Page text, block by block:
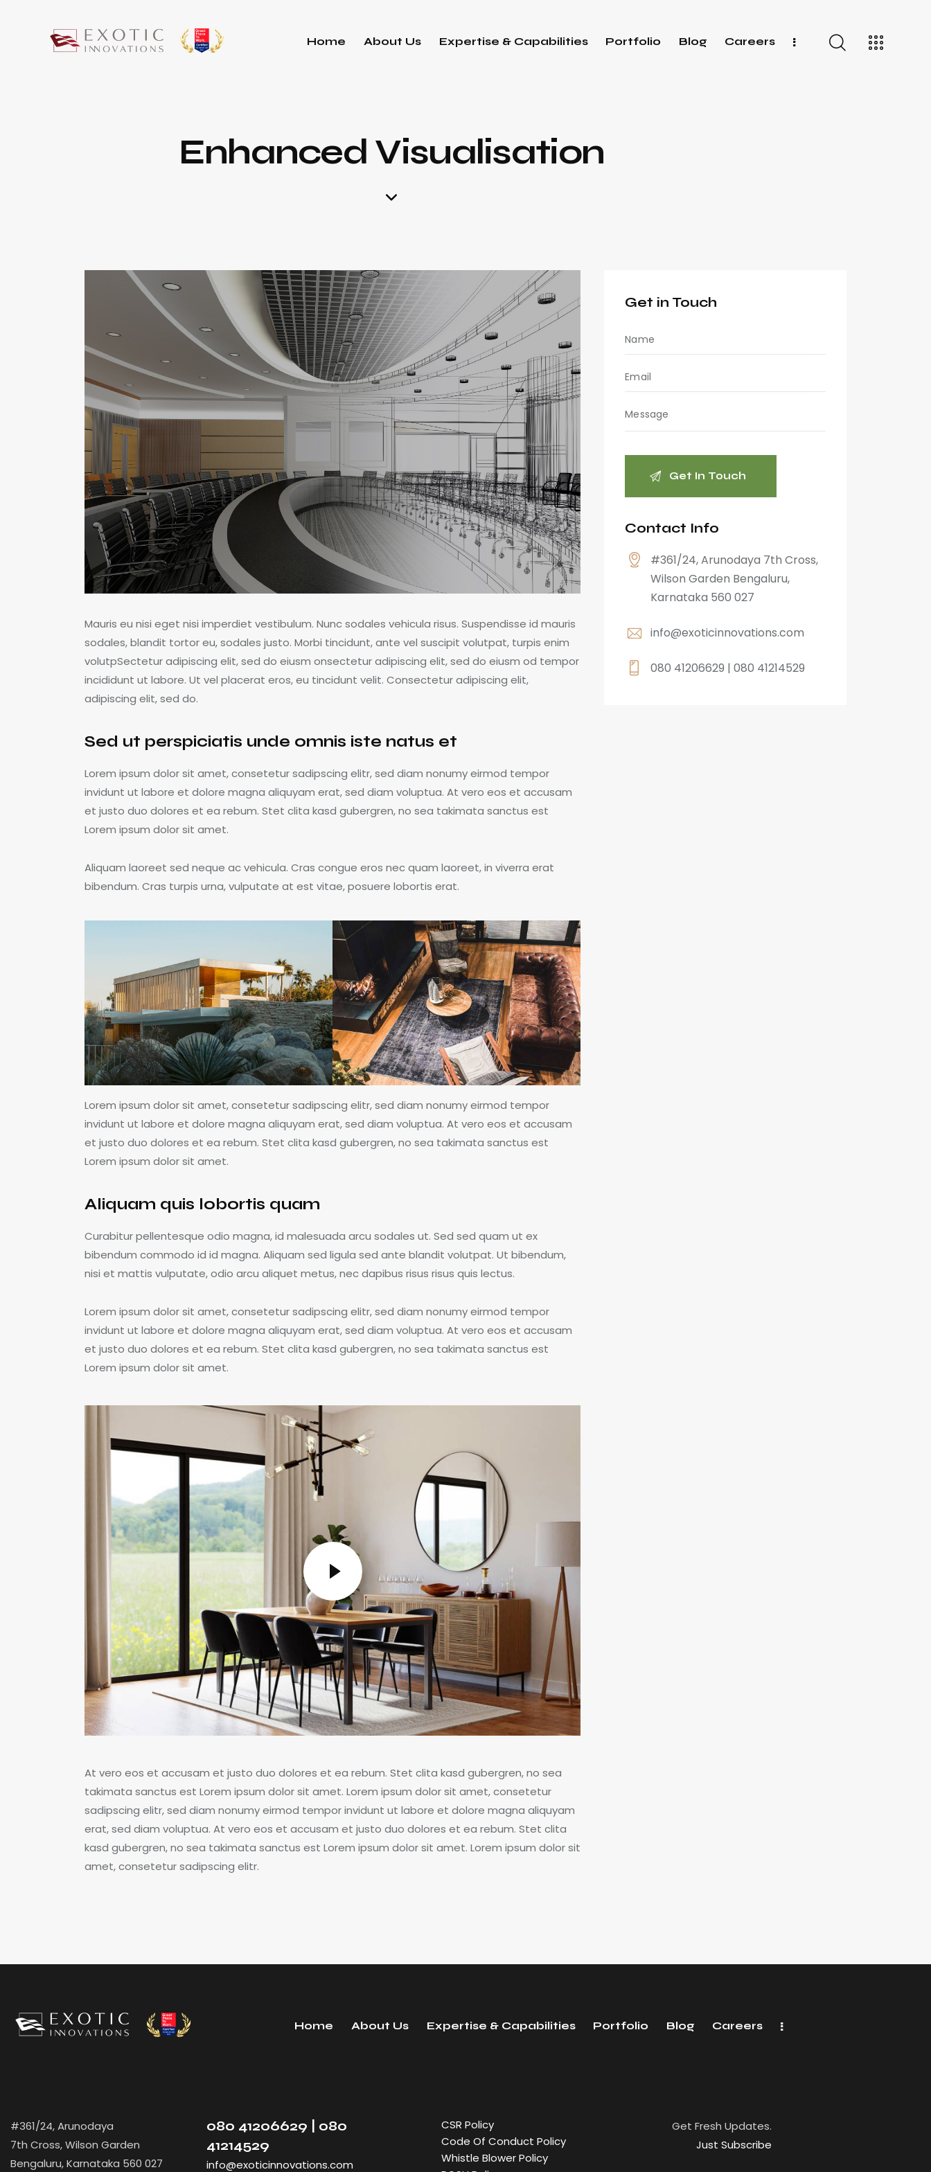
Home About Us Expertise & Capabilities Portfolio Blog Careers
Enhanced Visualisation
Mauris eu nisi eget nisi imperdiet vestibulum. Nunc sodales vehicula risus. Suspendisse id mauris
sodales, blandit tortor eu, sodales justo. Morbi tincidunt, ante vel suscipit volutpat, turpis enim
volutpSectetur adipiscing elit, sed do eiusm onsectetur adipiscing elit, sed do eiusm od tempor
incididunt ut labore. Ut vel placerat eros, eu tincidunt velit. Consectetur adipiscing elit,
adipiscing elit, sed do.
Sed ut perspiciatis unde omnis iste natus et
Lorem ipsum dolor sit amet, consetetur sadipscing elitr, sed diam nonumy eirmod tempor
invidunt ut labore et dolore magna aliquyam erat, sed diam voluptua. At vero eos et accusam
et justo duo dolores et ea rebum. Stet clita kasd gubergren, no sea takimata sanctus est
Lorem ipsum dolor sit amet.
Aliquam laoreet sed neque ac vehicula. Cras congue eros nec quam laoreet, in viverra erat
bibendum. Cras turpis urna, vulputate at est vitae, posuere lobortis erat.
Lorem ipsum dolor sit amet, consetetur sadipscing elitr, sed diam nonumy eirmod tempor
invidunt ut labore et dolore magna aliquyam erat, sed diam voluptua. At vero eos et accusam
et justo duo dolores et ea rebum. Stet clita kasd gubergren, no sea takimata sanctus est
Lorem ipsum dolor sit amet.
Aliquam quis lobortis quam
Curabitur pellentesque odio magna, id malesuada arcu sodales ut. Sed sed quam ut ex
bibendum commodo id id magna. Aliquam sed ligula sed ante blandit volutpat. Ut bibendum,
nisi et mattis vulputate, odio arcu aliquet metus, nec dapibus risus risus quis lectus.
Lorem ipsum dolor sit amet, consetetur sadipscing elitr, sed diam nonumy eirmod tempor
invidunt ut labore et dolore magna aliquyam erat, sed diam voluptua. At vero eos et accusam
et justo duo dolores et ea rebum. Stet clita kasd gubergren, no sea takimata sanctus est
Lorem ipsum dolor sit amet.
At vero eos et accusam et justo duo dolores et ea rebum. Stet clita kasd gubergren, no sea
takimata sanctus est Lorem ipsum dolor sit amet. Lorem ipsum dolor sit amet, consetetur
sadipscing elitr, sed diam nonumy eirmod tempor invidunt ut labore et dolore magna aliquyam
erat, sed diam voluptua. At vero eos et accusam et justo duo dolores et ea rebum. Stet clita
kasd gubergren, no sea takimata sanctus est Lorem ipsum dolor sit amet. Lorem ipsum dolor sit
amet, consetetur sadipscing elitr.
Get in Touch
Contact Info
#361/24, Arunodaya 7th Cross,
Wilson Garden Bengaluru,
Karnataka 560 027
info@exoticinnovations.com
080 41206629 | 080 41214529
Home About Us Expertise & Capabilities Portfolio Blog Careers
#361/24, Arunodaya
7th Cross, Wilson Garden
Bengaluru, Karnataka 560 027
080 41206629 | 080
41214529
info@exoticinnovations.com
CSR Policy
Code Of Conduct Policy
Whistle Blower Policy
Get Fresh Updates.
Just Subscribe